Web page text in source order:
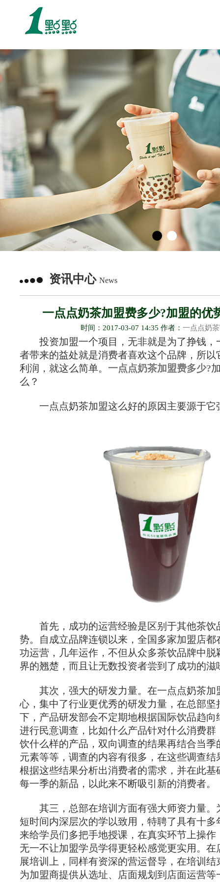
资讯中心 News
一点点奶茶加盟费多少?加盟的优
时间：2017-03-07 14:35 作者： 一点点奶
投资加盟一个项目，无非就是为了挣钱，
者带来的益处就是消费者喜欢这个品牌，所以
利润，就这么简单。 一点点奶茶加盟费多少?
么？
一点点奶茶加盟这么好的原因主要源于它
首先，成功的运营经验是区别于其他茶饮
势。自成立品牌连锁以来，全国多家加盟店都
功运营，几年运作，不但从众多茶饮品牌中脱
界的翘楚，而且让无数投资者尝到了成功的滋
其次，强大的研发力量。在一点点奶茶加
心，集中了行业更优秀的研发力量，在总部坚
下，产品研发部会不定期地根据国际饮品趋向
进行民意调查，比如什么产品针对什么消费群
饮什么样的产品，双向调查的结果再结合当季
元素等等，调查的内容有很多，在这些调查结
根据这些结果分析出消费者的需求，并在此基
每一季的新品，以此来不断吸引新的消费者。
其三，总部在培训方面有强大师资力量。
短时间内深层次的学以致用，特聘了具有十多
来给学员们多把手地授课，在真实环节上操作
无一不让加盟学员学得更轻松感觉更实用。在
展培训上，同样有资深的营运督导，在培训结
为加盟商提供从选址、店面规划到店面运营等